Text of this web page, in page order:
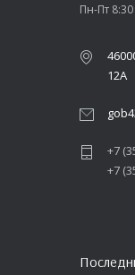
Пн-Пт
12А
+7
+7